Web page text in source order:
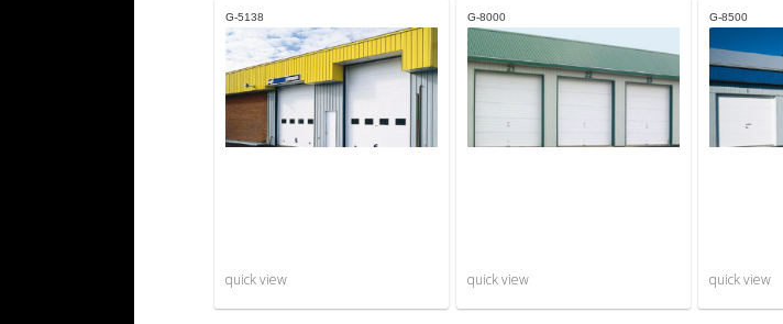
G-5138
quick view
G-8000
quick view
G-8500
quick view